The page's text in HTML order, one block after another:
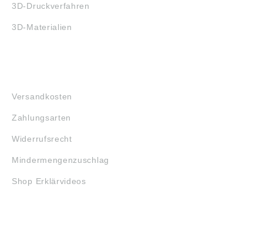
3D-Druckverfahren
3D-Materialien
Versandkosten
Zahlungsarten
Widerrufsrecht
Mindermengenzuschlag
Shop Erklärvideos